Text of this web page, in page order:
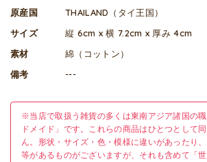
原産国
THAILAND（タイ王国）
サイズ
縦 6cm x 横 7.2cm x 厚み 4cm
素材
綿（コットン）
備考
---
※当店で取扱う雑貨の多くは東南アジア諸国の
ドメイド」です。これらの商品はひとつとして
ん。形状・サイズ・色・模様に違いがあったり
等があるものがございますが、それも含めて「